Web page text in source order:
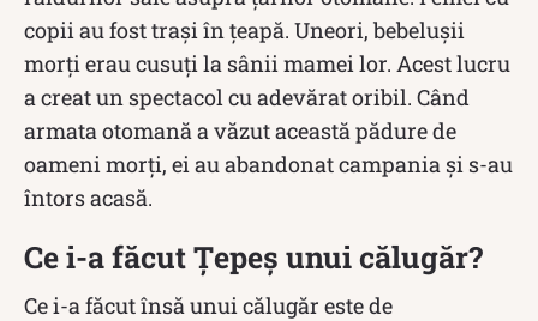
copii au fost trași în țeapă. Uneori, bebelușii
morți erau cusuți la sânii mamei lor. Acest lucru
a creat un spectacol cu ​​adevărat oribil. Când
armata otomană a văzut această pădure de
oameni morți, ei au abandonat campania și s-au
întors acasă.
Ce i-a făcut Țepeș unui călugăr?
Ce i-a făcut însă unui călugăr este de